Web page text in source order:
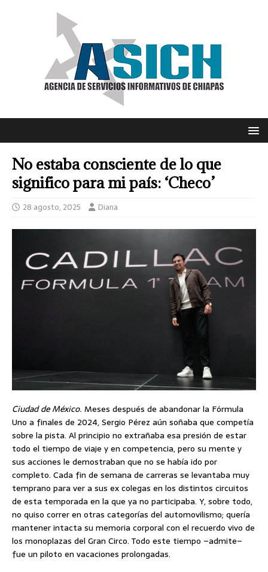
No estaba consciente de lo que
significo para mi país: ‘Checo’
28 agosto, 2025 Diana
Ciudad de México. Meses después de abandonar la Fórmula
Uno a finales de 2024, Sergio Pérez aún soñaba que competía
sobre la pista. Al principio no extrañaba esa presión de estar
todo el tiempo de viaje y en competencia, pero su mente y
sus acciones le demostraban que no se había ido por
completo. Cada fin de semana de carreras se levantaba muy
temprano para ver a sus ex colegas en los distintos circuitos
de esta temporada en la que ya no participaba. Y, sobre todo,
no quiso correr en otras categorías del automovilismo; quería
mantener intacta su memoria corporal con el recuerdo vivo de
los monoplazas del Gran Circo. Todo este tiempo –admite–
fue un piloto en vacaciones prolongadas.